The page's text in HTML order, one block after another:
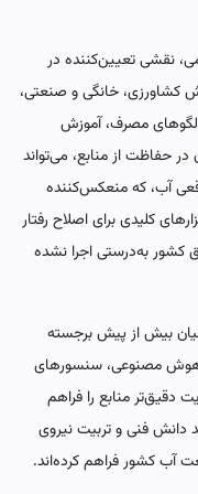
نقشی تعیین‌کننده در
کشاورزی، خانگی و صنعتی،
مصرف، آموزش
حفاظت از منابع، می‌تواند
آب، که منعکس‌کننده
کلیدی برای اصلاح رفتار
کشور به‌درستی اجرا نشده
بیش از پیش برجسته
هوش مصنوعی، سنسورهای
منابع را فراهم
دانش فنی و تربیت نیروی
آب کشور فراهم کرده‌اند.